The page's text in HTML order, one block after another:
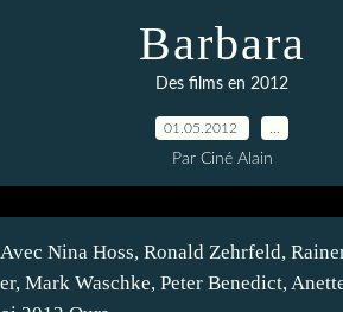
Barbara
Des films en 2012
01.05.2012
Par Ciné Alain
Nina Hoss, Ronald Zehrfeld,
Mark Waschke, Peter Benedict,